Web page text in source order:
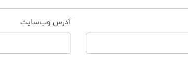
آدرس وب‌سایت